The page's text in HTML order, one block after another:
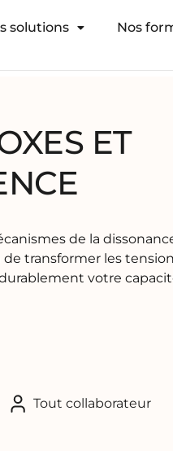
solutions Nos
ET
de la
transformer les
votre
Tout collaborateur